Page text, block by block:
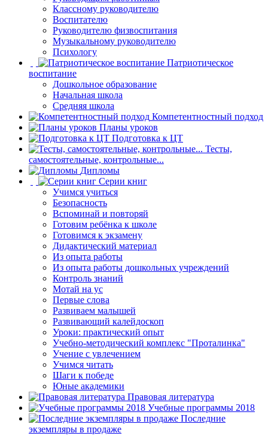
Классному руководителю
Воспитателю
Руководителю физвоспитания
Музыкальному руководителю
Психологу
Патриотическое
воспитание
Дошкольное образование
Начальная школа
Средняя школа
Компетентностный подход
Планы уроков
Подготовка к ЦТ
Тесты,
самостоятельные, контрольные...
Дипломы
Серии книг
Учимся учиться
Безопасность
Вспоминай и повторяй
Готовим ребёнка к школе
Готовимся к экзамену
Дидактический материал
Из опыта работы
Из опыта работы дошкольных учреждений
Контроль знаний
Мотай на ус
Первые слова
Развиваем малышей
Развивающий калейдоскоп
Уроки: практический опыт
Учебно-методический комплекс "Проталинка"
Учение с увлечением
Учимся читать
Шаги к победе
Юные академики
Правовая литература
Учебные программы 2018
Последние
экземпляры в продаже